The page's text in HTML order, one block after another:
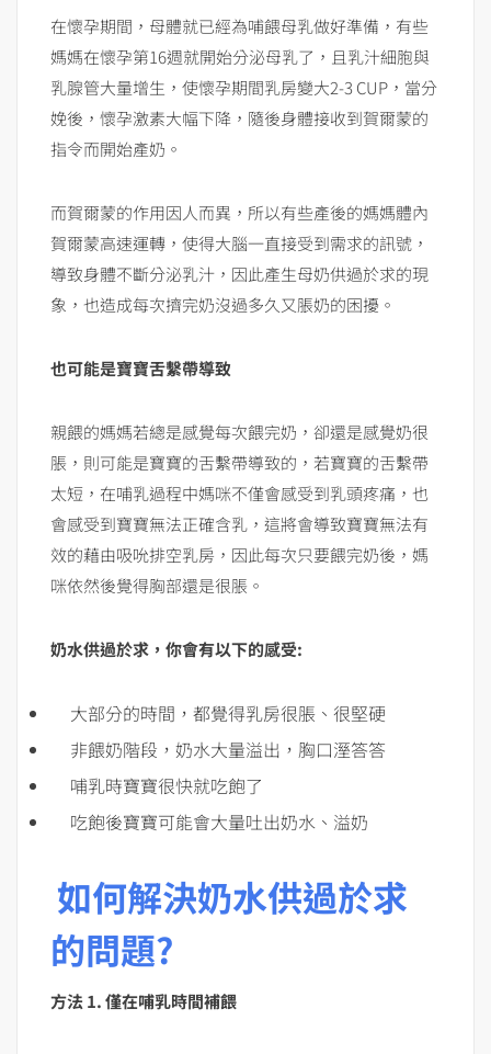
在懷孕期間，母體就已經為哺餵母乳做好準備，有些
媽媽在懷孕第16週就開始分泌母乳了，且乳汁細胞與
乳腺管大量增生，使懷孕期間乳房變大2-3 CUP，當分
娩後，懷孕激素大幅下降，隨後身體接收到賀爾蒙的
指令而開始產奶。
而賀爾蒙的作用因人而異，所以有些產後的媽媽體內
賀爾蒙高速運轉，使得大腦一直接受到需求的訊號，
導致身體不斷分泌乳汁，因此產生母奶供過於求的現
象，也造成每次擠完奶沒過多久又脹奶的困擾。
也可能是寶寶舌繫帶導致
親餵的媽媽若總是感覺每次餵完奶，卻還是感覺奶很
脹，則可能是寶寶的舌繫帶導致的，若寶寶的舌繫帶
太短，在哺乳過程中媽咪不僅會感受到乳頭疼痛，也
會感受到寶寶無法正確含乳，這將會導致寶寶無法有
效的藉由吸吮排空乳房，因此每次只要餵完奶後，媽
咪依然後覺得胸部還是很脹。
奶水供過於求，你會有以下的感受:
大部分的時間，都覺得乳房很脹、很堅硬
非餵奶階段，奶水大量溢出，胸口溼答答
哺乳時寶寶很快就吃飽了
吃飽後寶寶可能會大量吐出奶水、溢奶
如何解決奶水供過於求
的問題?
方法 1. 僅在哺乳時間補餵